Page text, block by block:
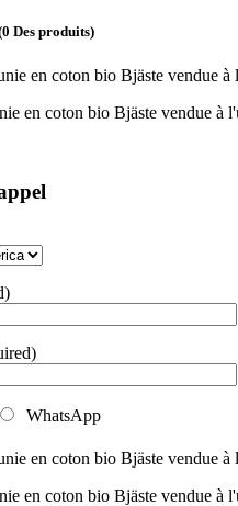
Des produits)
en coton bio Bjäste vendue à
WhatsApp
en coton bio Bjäste vendue à